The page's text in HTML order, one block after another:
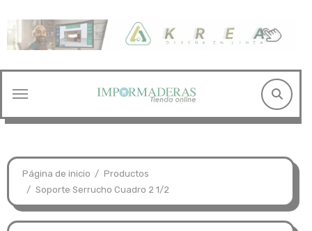
contenido
Página de inicio
Productos
Soporte Serrucho Cuadro 2 1/2